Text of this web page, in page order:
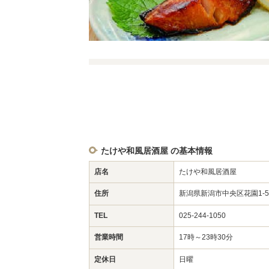
たけや和風居酒屋 の基本情報
店名 たけや和風居酒屋
住所 新潟県新潟市中央区花園
TEL 025-244-1050
営業時間 17時～23時30分
定休日 日曜